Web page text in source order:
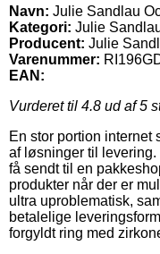
Navn: Julie Sandlau
Kategori: Julie
Producent: Julie
Varenummer:
EAN:
Vurderet til 4.8 ud af 5
En stor portion internet
af løsninger til
få sendt til en
produkter når der er
ultra uproblematisk,
betalelige
forgyldt ring med